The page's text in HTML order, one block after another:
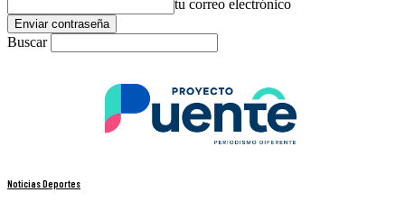
tu correo electrónico
Buscar
Noticias Deportes